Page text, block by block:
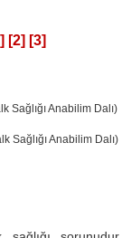
[2] [3]
Sağlığı Anabilim Dalı)
Sağlığı Anabilim Dalı)